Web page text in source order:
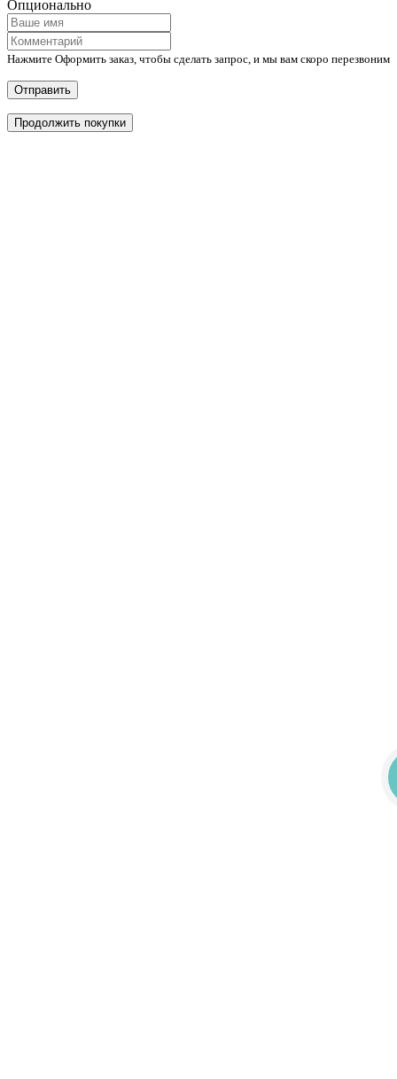
Опционально
Нажмите Оформить заказ, чтобы сделать запрос, и мы вам скоро перезвоним
Отправить
Продолжить покупки